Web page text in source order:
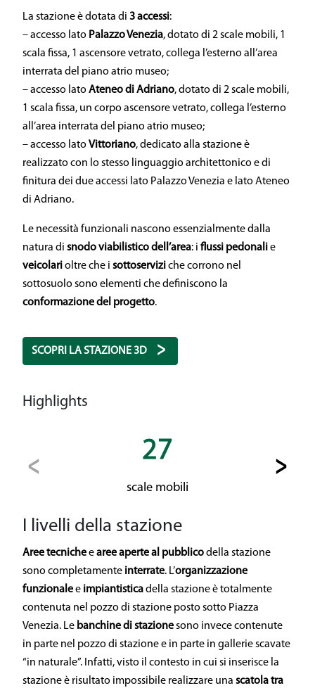
La stazione è dotata di 3 accessi:
– accesso lato Palazzo Venezia, dotato di 2 scale mobili, 1
scala fissa, 1 ascensore vetrato, collega l’esterno all’area
interrata del piano atrio museo;
– accesso latoAteneo di Adriano, dotato di 2 scale mobili,
1 scala fissa, un corpo ascensore vetrato, collega l’esterno
all’area interrata del piano atrio museo;
– accesso latoVittoriano, dedicato alla stazione è
realizzato con lo stesso linguaggio architettonico e di
finitura dei due accessi lato Palazzo Venezia e lato Ateneo
di Adriano.
Le necessità funzionali nascono essenzialmente dalla
natura di snodo viabilistico dell’area: i flussi pedonalie
veicolarioltre che i sottoserviziche corrono nel
sottosuolo sono elementi che definiscono la
conformazione del progetto.
SCOPRI LA STAZIONE 3D
Highlights
27
scale mobili
I livelli della stazione
Aree tecnicheearee aperte al pubblicodella stazione
sono completamente interrate. L’organizzazione
funzionalee impiantisticadella stazione è totalmente
contenuta nel pozzo di stazione posto sotto Piazza
Venezia. Le banchine di stazionesono invece contenute
in parte nel pozzo di stazione e in parte in gallerie scavate
“in naturale”. Infatti, visto il contesto in cui si inserisce la
stazione è risultato impossibile realizzare una scatola tra